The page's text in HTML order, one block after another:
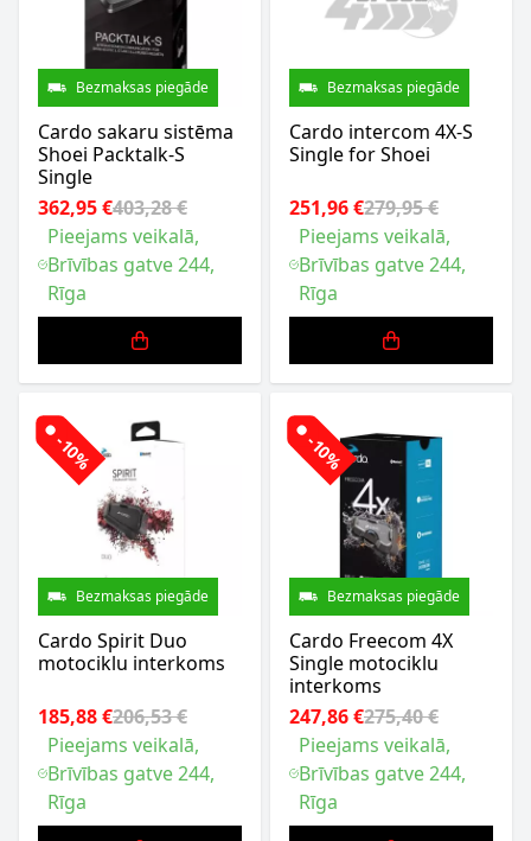
Bezmaksas piegāde
Cardo sakaru sistēma
Shoei Packtalk-S
Single
362,95 €403,28 €
Pieejams veikalā,
Brīvības gatve 244,
Rīga
Bezmaksas piegāde
Cardo intercom 4X-S
Single for Shoei
251,96 €279,95 €
Pieejams veikalā,
Brīvības gatve 244,
Rīga
-10%
Bezmaksas piegāde
Cardo Spirit Duo
motociklu interkoms
185,88 €206,53 €
Pieejams veikalā,
Brīvības gatve 244,
Rīga
-10%
Bezmaksas piegāde
Cardo Freecom 4X
Single motociklu
interkoms
247,86 €275,40 €
Pieejams veikalā,
Brīvības gatve 244,
Rīga